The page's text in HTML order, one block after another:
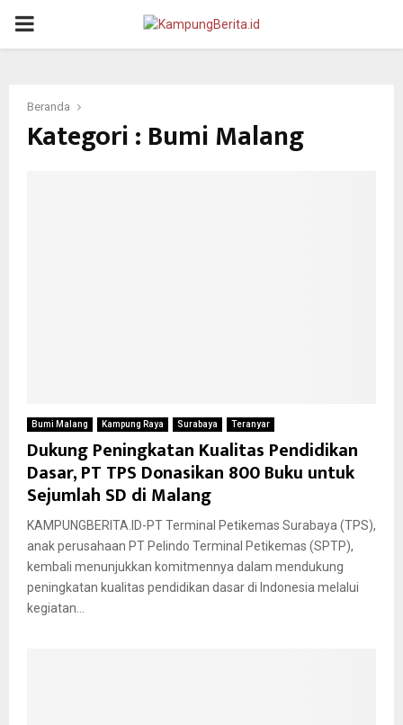
PRIMARY
Beranda
Kategori : Bumi Malang
Bumi Malang Kampung Raya Surabaya Teranyar
Dukung Peningkatan Kualitas Pendidikan
Dasar, PT TPS Donasikan 800 Buku untuk
Sejumlah SD di Malang
KAMPUNGBERITA.ID-PT Terminal Petikemas Surabaya (TPS),
anak perusahaan PT Pelindo Terminal Petikemas (SPTP),
kembali menunjukkan komitmennya dalam mendukung
peningkatan kualitas pendidikan dasar di Indonesia melalui
kegiatan...